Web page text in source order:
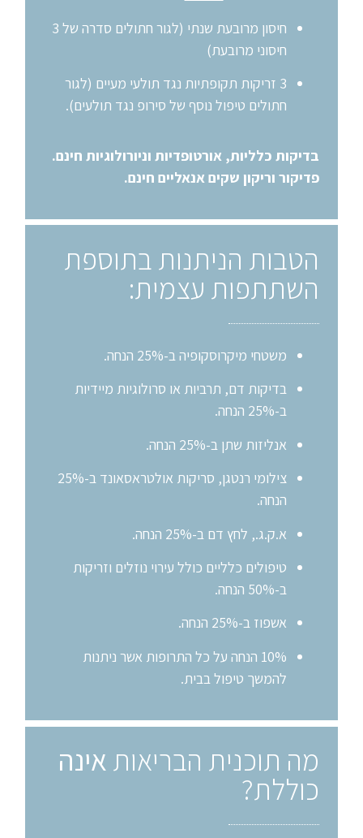
חיסון מרובעת שנתי (לגור חתולים סדרה של 3
חיסוני מרובעת)
3 זריקות תקופתיות נגד תולעי מעיים (לגור
חתולים טיפול נוסף של סירופ נגד תולעים).
בדיקות כלליות, אורטופדיות וניורולוגיות חינם.
פדיקור וריקון שקים אנאליים חינם.
הטבות הניתנות בתוספת
השתתפות עצמית:
משטחי מיקרוסקופיה ב-25% הנחה.
בדיקות דם, תרביות או סרולוגיות מיידיות
ב-25% הנחה.
אנליזות שתן ב-25% הנחה.
צילומי רנטגן, סריקות אולטראסאונד ב-25%
הנחה.
א.ק.ג., לחץ דם ב-25% הנחה.
טיפולים כלליים כולל עירוי נוזלים וזריקות
ב-50% הנחה.
אשפוז ב-25% הנחה.
10% הנחה על כל התרופות אשר ניתנות
להמשך טיפול בבית.
מה תוכנית הבריאותאינה
כוללת?